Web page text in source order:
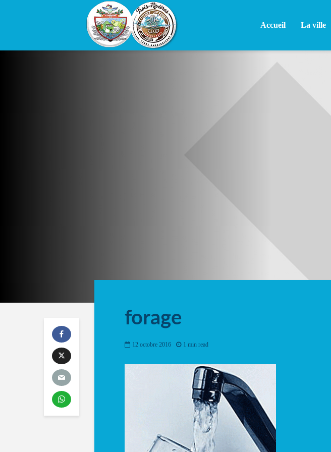
Accueil La ville
forage
12 octobre 2016 1 min read